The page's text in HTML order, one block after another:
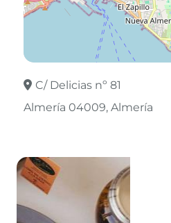
C/ Delicias nº 81
Almería 04009 Almería